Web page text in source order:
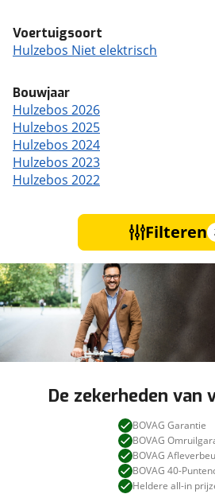
Voertuigsoort
Hulzebos Niet elektrisch
Bouwjaar
Hulzebos 2026
Hulzebos 2025
Hulzebos 2024
Hulzebos 2023
Hulzebos 2022
Filteren
De zekerheden van
BOVAG Garantie
BOVAG
BOVAG
BOVAG 40-
Heldere all-in